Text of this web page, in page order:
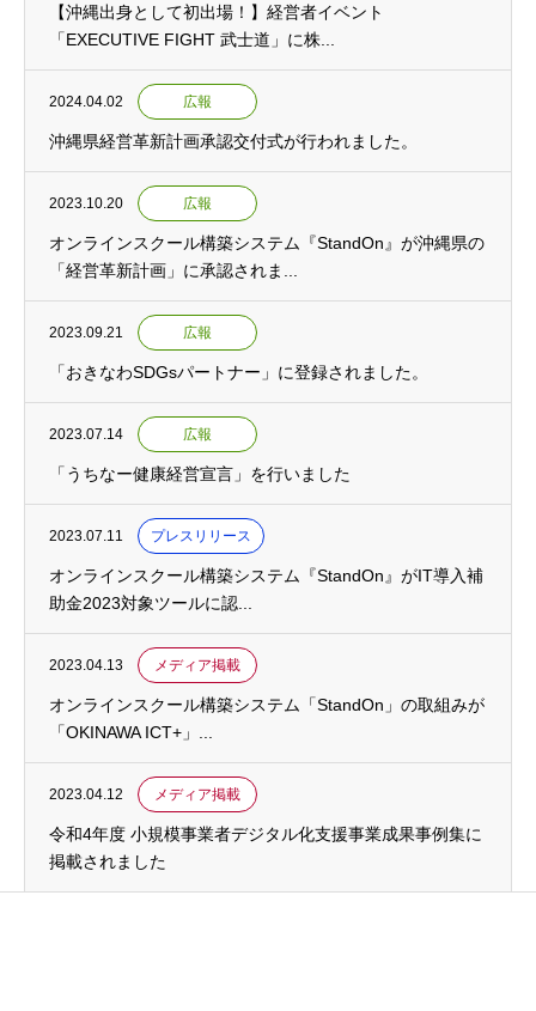
【沖縄出身として初出場！】経営者イベント
「EXECUTIVE FIGHT 武士道」に株...
2024.04.02 広報
沖縄県経営革新計画承認交付式が行われました。
2023.10.20 広報
オンラインスクール構築システム『StandOn』が沖縄県の
「経営革新計画」に承認されま...
2023.09.21 広報
「おきなわSDGsパートナー」に登録されました。
2023.07.14 広報
「うちなー健康経営宣言」を行いました
2023.07.11 プレスリリース
オンラインスクール構築システム『StandOn』がIT導入補
助金2023対象ツールに認...
2023.04.13 メディア掲載
オンラインスクール構築システム「StandOn」の取組みが
「OKINAWA ICT+」...
2023.04.12 メディア掲載
令和4年度 小規模事業者デジタル化支援事業成果事例集に
掲載されました